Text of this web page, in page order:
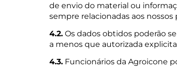
de envio do material ou
sempre relacionadas aos
4.2. Os dados obtidos poderão
a menos que autorizada
4.3. Funcionários da Agroicone